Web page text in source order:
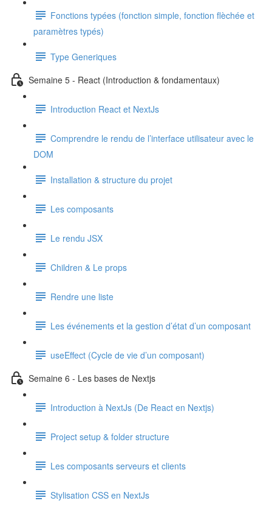
Fonctions typées (fonction simple, fonction flèchée et
paramètres typés)
Type Generiques
Semaine 5 - React (Introduction & fondamentaux)
Introduction React et NextJs
Comprendre le rendu de l’interface utilisateur avec le
DOM
Installation & structure du projet
Les composants
Le rendu JSX
Children & Le props
Rendre une liste
Les événements et la gestion d’état d’un composant
useEffect (Cycle de vie d’un composant)
Semaine 6 - Les bases de Nextjs
Introduction à NextJs (De React en Nextjs)
Project setup & folder structure
Les composants serveurs et clients
Stylisation CSS en NextJs